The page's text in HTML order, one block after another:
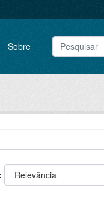
Sobre